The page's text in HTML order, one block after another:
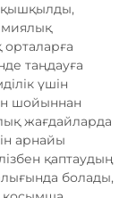
қышқылды,
таңдауға
үшін
шойыннан
жағдайларда
арнайы
қаптаудың
болады,